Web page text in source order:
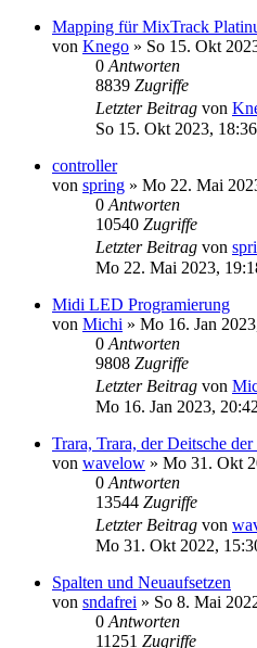
Mapping für MixTrack
von Knego » So 15. Okt
0 Antworten
8839 Zugriffe
Letzter Beitrag von
So 15. Okt 2023, 18:36
controller
von spring » Mo 22. Mai
0 Antworten
10540 Zugriffe
Letzter Beitrag von
Mo 22. Mai 2023,
Midi LED Programierung
von Michi » Mo 16. Jan
0 Antworten
9808 Zugriffe
Letzter Beitrag von
Mo 16. Jan 2023, 20:42
Trara, Trara, der Deitsche
von wavelow » Mo 31. Okt
0 Antworten
13544 Zugriffe
Letzter Beitrag von
Mo 31. Okt 2022,
Spalten und Neuaufsetzen
von sndafrei » So 8. Mai
0 Antworten
11251 Zugriffe